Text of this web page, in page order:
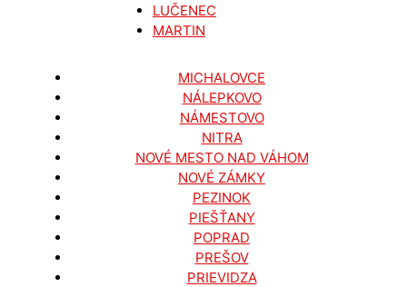
LUČENEC
MARTIN
MICHALOVCE
NÁLEPKOVO
NÁMESTOVO
NITRA
NOVÉ MESTO NAD VÁHOM
NOVÉ ZÁMKY
PEZINOK
PIEŠŤANY
POPRAD
PREŠOV
PRIEVIDZA